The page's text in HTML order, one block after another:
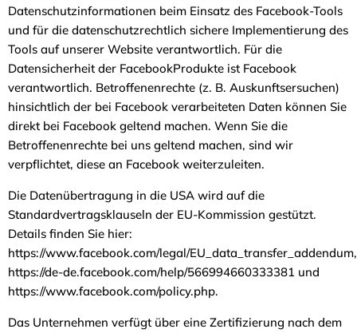
Datenschutzinformationen beim Einsatz des Facebook-Tools
und für die datenschutzrechtlich sichere Implementierung des
Tools auf unserer Website verantwortlich. Für die
Datensicherheit der FacebookProdukte ist Facebook
verantwortlich. Betroffenenrechte (z. B. Auskunftsersuchen)
hinsichtlich der bei Facebook verarbeiteten Daten können Sie
direkt bei Facebook geltend machen. Wenn Sie die
Betroffenenrechte bei uns geltend machen, sind wir
verpflichtet, diese an Facebook weiterzuleiten.
Die Datenübertragung in die USA wird auf die
Standardvertragsklauseln der EU-Kommission gestützt.
Details finden Sie hier:
https://www.facebook.com/legal/EU_data_transfer_addendum,
https://de-de.facebook.com/help/566994660333381 und
https://www.facebook.com/policy.php.
Das Unternehmen verfügt über eine Zertifizierung nach dem